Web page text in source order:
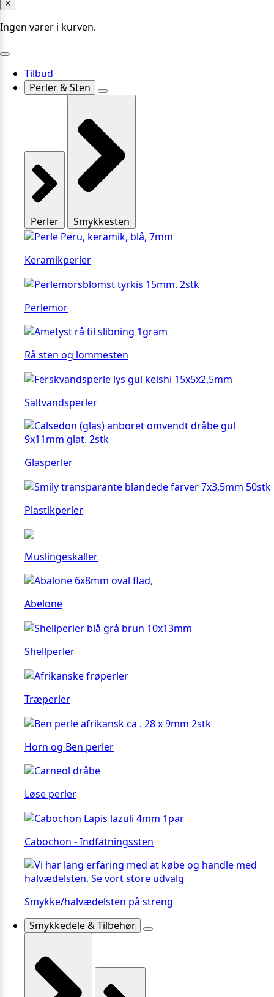
×
Ingen varer i kurven.
Tilbud
Perler & Sten
Perler Smykkesten
Keramikperler
Perlemor
Rå sten og lommesten
Saltvandsperler
Glasperler
Plastikperler
Muslingeskaller
Abelone
Shellperler
Træperler
Horn og Ben perler
Løse perler
Cabochon - Indfatningssten
Smykke/halvædelsten på streng
Smykkedele & Tilbehør